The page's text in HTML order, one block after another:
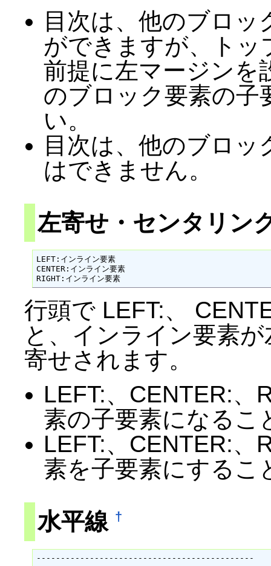
目次は、他のブロ
ができますが、ト
前提に左マージンを
のブロック要素の子
い。
目次は、他のブロ
はできません。
左寄せ・センタリン
LEFT:インライン要素
CENTER:インライン要素
RIGHT:インライン要素
行頭で LEFT:、
と、インライン要素
寄せされます。
LEFT:、CENTER:、
素の子要素になるこ
LEFT:、CENTER:、
素を子要素にするこ
水平線 †
---------------------------------------------